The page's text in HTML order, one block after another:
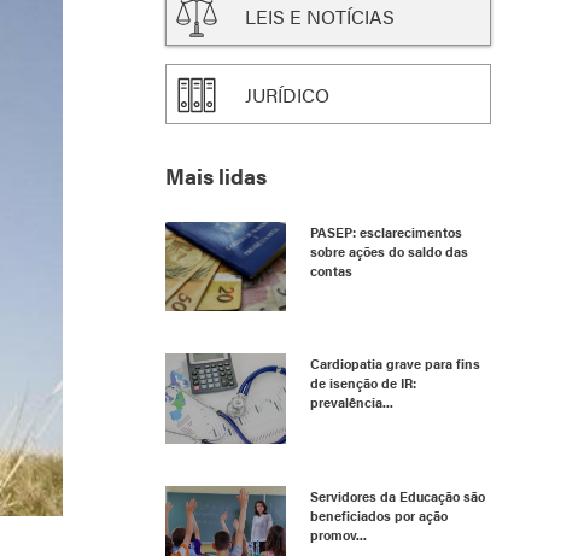
LEIS E NOTÍCIAS
JURÍDICO
Mais lidas
PASEP: esclarecimentos
sobre ações do saldo das
contas
Cardiopatia grave para fins
de isenção de IR:
prevalência...
Servidores da Educação são
beneficiados por ação
promov...